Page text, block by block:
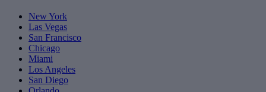
New York
Las Vegas
San Francisco
Chicago
Miami
Los Angeles
San Diego